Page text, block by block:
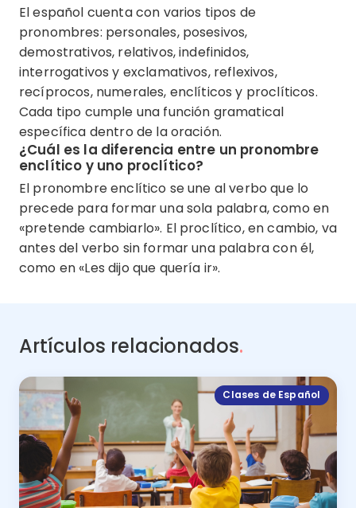
El español cuenta con varios tipos de
pronombres: personales, posesivos,
demostrativos, relativos, indefinidos,
interrogativos y exclamativos, reflexivos,
recíprocos, numerales, enclíticos y proclíticos.
Cada tipo cumple una función gramatical
específica dentro de la oración.
¿Cuál es la diferencia entre un pronombre
enclítico y uno proclítico?
El pronombre enclítico se une al verbo que lo
precede para formar una sola palabra, como en
«pretende cambiarlo». El proclítico, en cambio, va
antes del verbo sin formar una palabra con él,
como en «Les dijo que quería ir».
Artículos relacionados.
Clases de Español